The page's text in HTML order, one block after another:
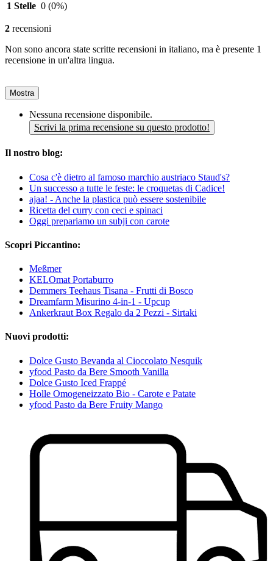
1 Stelle 0 (0%)
2 recensioni
Non sono ancora state scritte recensioni in italiano, ma è presente 1
recensione in un'altra lingua.
Mostra
Nessuna recensione disponibile.
Scrivi la prima recensione su questo prodotto!
Il nostro blog:
Cosa c'è dietro al famoso marchio austriaco Staud's?
Un successo a tutte le feste: le croquetas di Cadice!
ajaa! - Anche la plastica può essere sostenibile
Ricetta del curry con ceci e spinaci
Oggi prepariamo un subji con carote
Scopri Piccantino:
Meßmer
KELOmat Portaburro
Demmers Teehaus Tisana - Frutti di Bosco
Dreamfarm Misurino 4-in-1 - Upcup
Ankerkraut Box Regalo da 2 Pezzi - Sirtaki
Nuovi prodotti:
Dolce Gusto Bevanda al Cioccolato Nesquik
yfood Pasto da Bere Smooth Vanilla
Dolce Gusto Iced Frappé
Holle Omogeneizzato Bio - Carote e Patate
yfood Pasto da Bere Fruity Mango